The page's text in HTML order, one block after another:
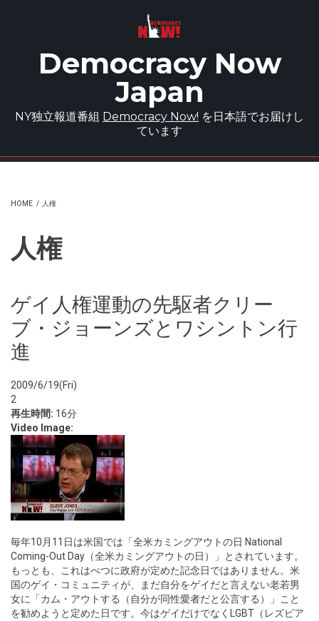
Democracy Now
Japan
NY独立報道番組 Democracy Now! を日本語でお届けし
ています
HOME / 人権
人権
ゲイ人権運動の先駆者クリー
ブ・ジョーンズとワシントン行
進
2009/6/19(Fri)
2
再生時間: 16分
Video Image:
毎年10月11日は米国では「全米カミングアウトの日 National
Coming-Out Day（全米カミングアウトの日）」とされています。
もっとも、これはべつに政府が定めた記念日ではありません。米
国のゲイ・コミュニティが、まだ自分をゲイだと言えない老若男
女に「カム・アウトする（自分が同性愛者だと公言する）」こと
を勧めようと定めた日です。今はゲイだけでなくLGBT（レズビア